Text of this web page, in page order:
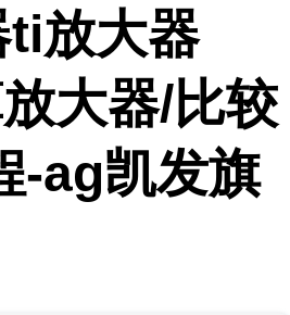
放大器
大器/比较
-ag凯发旗